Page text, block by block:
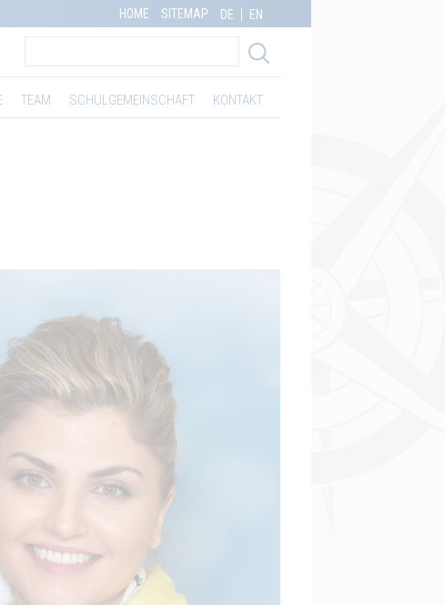
HOME SITEMAP DE EN
TEAM SCHULGEMEINSCHAFT KONTAKT